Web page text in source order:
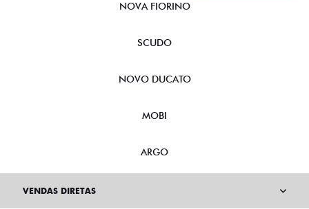
NOVA FIORINO
SCUDO
NOVO DUCATO
MOBI
ARGO
VENDAS DIRETAS